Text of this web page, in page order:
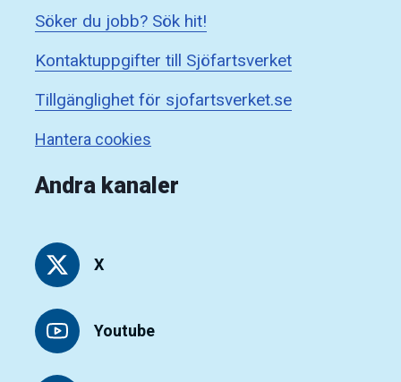
Söker du jobb? Sök hit!
Kontaktuppgifter till Sjöfartsverket
Tillgänglighet för sjofartsverket.se
Hantera cookies
Andra kanaler
X
Youtube